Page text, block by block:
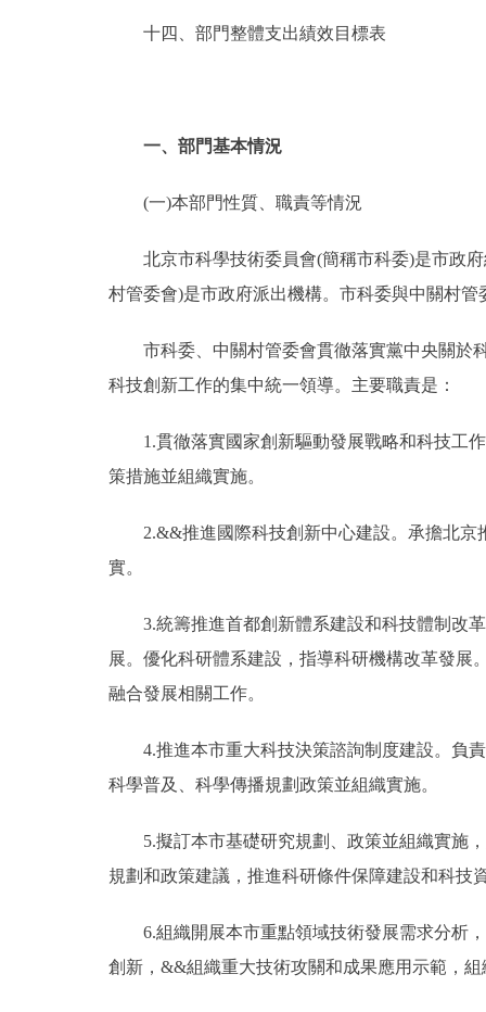
十四、部門整體支出績效目標表
一、部門基本情況
(一)本部門性質、職責等情況
北京市科學技術委員會(簡稱市科委)是市政府
村管委會)是市政府派出機構。市科委與中關村
市科委、中關村管委會貫徹落實黨中央關於科
科技創新工作的集中統一領導。主要職責是：
1.貫徹落實國家創新驅動發展戰略和科技工作
策措施並組織實施。
2.&&推進國際科技創新中心建設。承擔北京
實。
3.統籌推進首都創新體系建設和科技體制改革
展。優化科研體系建設，指導科研機構改革發
融合發展相關工作。
4.推進本市重大科技決策諮詢制度建設。負責
科學普及、科學傳播規劃政策並組織實施。
5.擬訂本市基礎研究規劃、政策並組織實施，
規劃和政策建議，推進科研條件保障建設和科技
6.組織開展本市重點領域技術發展需求分析，
創新，&&組織重大技術攻關和成果應用示範，